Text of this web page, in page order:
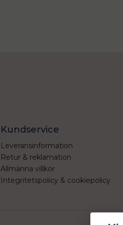
Kundservice
Leveransinformation
Retur & reklamation
Allmänna villkor
Integritetspolicy & cookiepolicy